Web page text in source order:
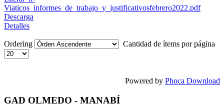
Viaticos_informes_de_trabajo_y_justificativosfebrero2022.pdf
Descarga
Detalles
Ordering Cantidad de ítems por página
Powered by Phoca Download
GAD OLMEDO - MANABÍ